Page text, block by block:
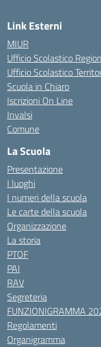
Link Esterni
MIUR
Ufficio Scolastico
Ufficio Scolastico
Scuola in Chiaro
Iscrizioni On Line
Invalsi
Comune
La Scuola
Presentazione
I luoghi
I numeri della scuola
Le carte della scuola
Organizzazione
La storia
PTOF
PAI
RAV
Segreteria
FUNZIONIGRAMMA
Regolamenti
Organigramma